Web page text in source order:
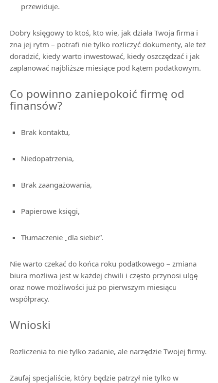
przewiduje.
Dobry księgowy to ktoś, kto wie, jak działa Twoja firma i
zna jej rytm – potrafi nie tylko rozliczyć dokumenty, ale też
doradzić, kiedy warto inwestować, kiedy oszczędzać i jak
zaplanować najbliższe miesiące pod kątem podatkowym.
Co powinno zaniepokoić firmę od
finansów?
Brak kontaktu,
Niedopatrzenia,
Brak zaangażowania,
Papierowe księgi,
Tłumaczenie „dla siebie”.
Nie warto czekać do końca roku podatkowego – zmiana
biura możliwa jest w każdej chwili i często przynosi ulgę
oraz nowe możliwości już po pierwszym miesiącu
współpracy.
Wnioski
Rozliczenia to nie tylko zadanie, ale narzędzie Twojej firmy.
Zaufaj specjaliście, który będzie patrzył nie tylko w